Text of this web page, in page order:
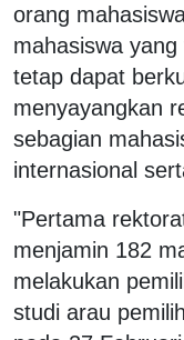
orang
mahasiswa
tetap dapat
menyayangkan
sebagian
internasional
"Pertama
menjamin 182
melakukan
studi arau